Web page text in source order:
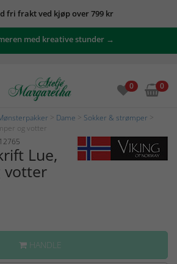
fri frakt ved kjøp over 799 kr
med kreative stunder →
0 0
Dame Sokker & strømper
og votter
Lue,
votter
HANDLE